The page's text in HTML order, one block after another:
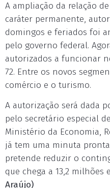
A ampliação da relação
caráter permanente,
domingos e feriados foi
pelo governo federal.
autorizados a funcionar
72. Entre os novos
comércio e o turismo.
A autorização será dada
pelo secretário especial
Ministério da Economia,
já tem uma minuta
pretende reduzir o
que chega a 13,2 milhões
Araújo)